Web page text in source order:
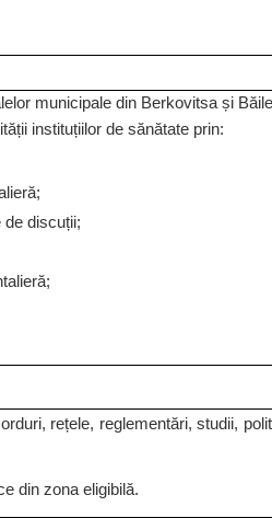
municipale din Berkovitsa și
instituțiilor de sănătate prin:
de discuții;
rețele, reglementări, studii,
din zona eligibilă.